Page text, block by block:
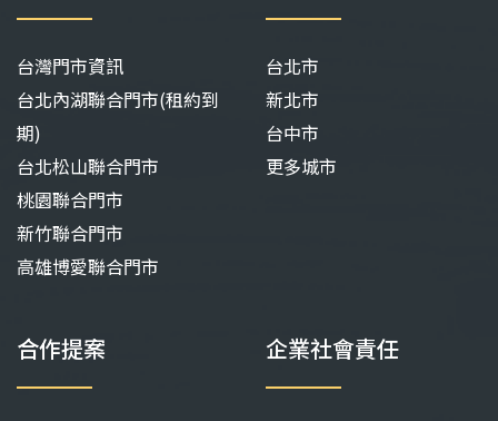
台灣門市資訊
台北內湖聯合門市(租約到
期)
台北松山聯合門市
桃園聯合門市
新竹聯合門市
高雄博愛聯合門市
台北市
新北市
台中市
更多城市
合作提案 企業社會責任